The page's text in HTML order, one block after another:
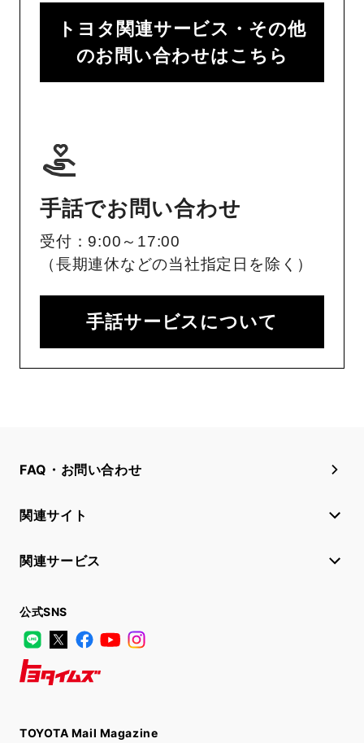
トヨタ関連サービス・その他
のお問い合わせはこちら
手話でお問い合わせ
受付：9:00～17:00
（長期連休などの当社指定日を除く）
手話サービスについて
FAQ・お問い合わせ
関連サイト
関連サービス
公式SNS
LINE
X FacebookYouTube
TOYOTA Mail Magazine